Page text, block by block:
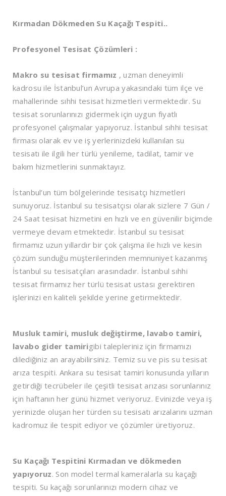
Kırmadan Dökmeden Su Kaçağı Tespiti..
Profesyonel Tesisat Çözümleri :
Makro su tesisat firmamız , uzman deneyimli
kadrosu ile İstanbul’un Avrupa yakasındaki tüm ilçe ve
mahallerinde sıhhi tesisat hizmetleri vermektedir. Su
tesisat sorunlarınızı gidermek için uygun fiyatlı
profesyonel çalışmalar yapıyoruz. İstanbul sıhhi tesisat
firması olarak ev ve iş yerlerinizdeki kullanılan su
tesisatı ile ilgili her türlü yenileme, tadilat, tamir ve
bakım hizmetlerini sunmaktayız.
İstanbul’un tüm bölgelerinde tesisatçı hizmetleri
sunuyoruz. İstanbul su tesisatçısı olarak sizlere 7 Gün /
24 Saat tesisat hizmetini en hızlı ve en güvenilir biçimde
vermeye devam etmektedir. İstanbul su tesisat
firmamız uzun yıllardır bir çok çalışma ile hızlı ve kesin
çözüm sunduğu müşterilerinden memnuniyet kazanmış
İstanbul su tesisatçıları arasındadır. İstanbul sıhhi
tesisat firmamız her türlü tesisat ustası gerektiren
işlerinizi en kaliteli şekilde yerine getirmektedir.
Musluk tamiri, musluk değiştirme, lavabo tamiri,
lavabo gider tamirigibi talepleriniz için firmamızı
dilediğiniz an arayabilirsiniz. Temiz su ve pis su tesisat
arıza tespiti. Ankara su tesisat tamiri konusunda yılların
getirdiği tecrübeler ile çeşitli tesisat arızası sorunlarınız
için haftanın her günü hizmet veriyoruz. Evinizde veya iş
yerinizde oluşan her türden su tesisatı arızalarını uzman
kadromuz ile tespit ediyor ve çözümler üretiyoruz.
Su Kaçağı Tespitini Kırmadan ve dökmeden
yapıyoruz. Son model termal kameralarla su kaçağı
tespiti. Su kaçağı sorunlarınızı modern cihaz ve